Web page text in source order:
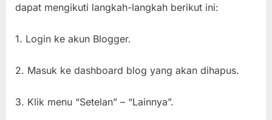
dapat mengikuti langkah-langkah berikut ini:
1. Login ke akun Blogger.
2. Masuk ke dashboard blog yang akan dihapus.
3. Klik menu “Setelan” – “Lainnya”.